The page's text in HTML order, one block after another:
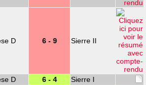
D 6 - 9 Sierre II
D 6 - 4 Sierre I